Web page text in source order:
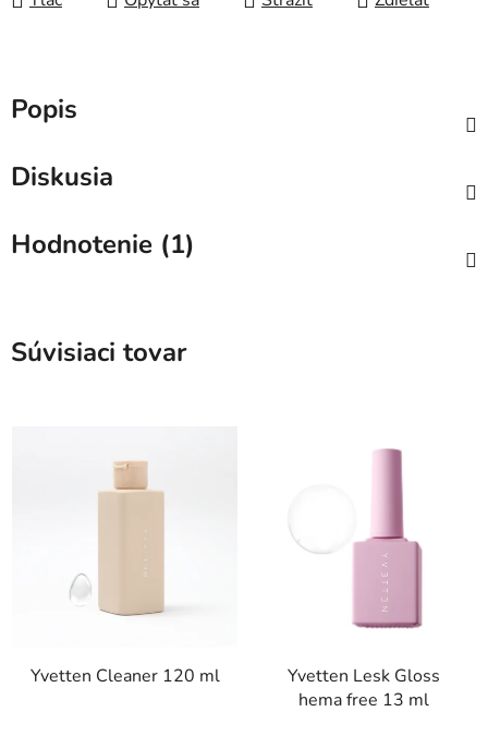
Popis
Diskusia
Hodnotenie (1)
Súvisiaci tovar
Yvetten Cleaner 120 ml
Yvetten Lesk Gloss
hema free 13 ml